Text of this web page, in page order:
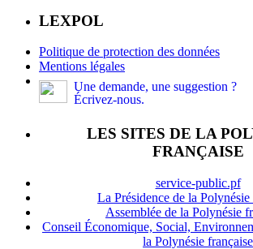
LEXPOL
Politique de protection des données
Mentions légales
Une demande, une suggestion ?
Écrivez-nous.
LES SITES DE LA
FRANÇAISE
service-public.pf
La Présidence de la Polynésie
Assemblée de la Polynésie
Conseil Économique, Social,
la Polynésie française